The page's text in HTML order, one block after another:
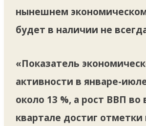
нынешнем
будет в наличии не
«Показатель
активности в январе-
около 13 %, а рост ВВП во
квартале достиг отметки